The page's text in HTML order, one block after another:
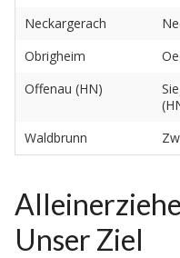
Neckargerach
Obrigheim
Offenau (HN)
Waldbrunn
Unser Ziel